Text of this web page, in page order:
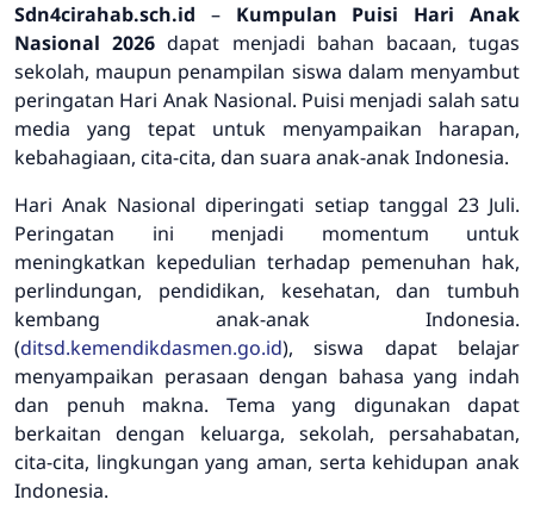
Sdn4cirahab.sch.id – Kumpulan Puisi Hari Anak
Nasional 2026 dapat menjadi bahan bacaan, tugas
sekolah, maupun penampilan siswa dalam menyambut
peringatan Hari Anak Nasional. Puisi menjadi salah satu
media yang tepat untuk menyampaikan harapan,
kebahagiaan, cita-cita, dan suara anak-anak Indonesia.
Hari Anak Nasional diperingati setiap tanggal 23 Juli.
Peringatan ini menjadi momentum untuk
meningkatkan kepedulian terhadap pemenuhan hak,
perlindungan, pendidikan, kesehatan, dan tumbuh
kembang anak-anak Indonesia.
(ditsd.kemendikdasmen.go.id), siswa dapat belajar
menyampaikan perasaan dengan bahasa yang indah
dan penuh makna. Tema yang digunakan dapat
berkaitan dengan keluarga, sekolah, persahabatan,
cita-cita, lingkungan yang aman, serta kehidupan anak
Indonesia.